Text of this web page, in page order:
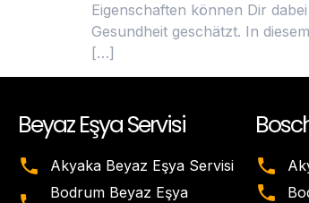
Eigenschaften können Dir
Gesundheit geschätzt. In
[…]
Beyaz Eşya Servisi
Akyaka Beyaz Eşya Servisi
Bodrum Beyaz Eşya